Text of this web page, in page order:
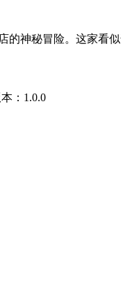
的神秘冒险。这家看
：1.0.0